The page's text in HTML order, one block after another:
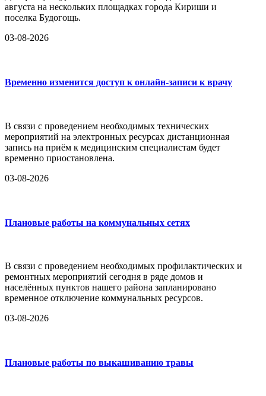
августа на нескольких площадках города Кириши и
поселка Будогощь.
03-08-2026
Временно изменится доступ к онлайн-записи к врачу
В связи с проведением необходимых технических
мероприятий на электронных ресурсах дистанционная
запись на приём к медицинским специалистам будет
временно приостановлена.
03-08-2026
Плановые работы на коммунальных сетях
В связи с проведением необходимых профилактических и
ремонтных мероприятий сегодня в ряде домов и
населённых пунктов нашего района запланировано
временное отключение коммунальных ресурсов.
03-08-2026
Плановые работы по выкашиванию травы